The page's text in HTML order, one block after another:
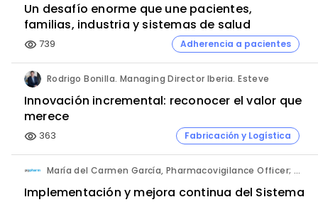
Un desafío enorme que une pacientes,
familias, industria y sistemas de salud
visibility 739 Adherencia a pacientes
Rodrigo Bonilla. Managing Director Iberia. Esteve
Innovación incremental: reconocer el valor que
merece
visibility 363 Fabricación y Logística
María del Carmen García, Pharmacovigilance Officer; Mayte Alonso, Head of Operations; y José Alberto Ayala, CEO. PVpharm.
Implementación y mejora continua del Sistema